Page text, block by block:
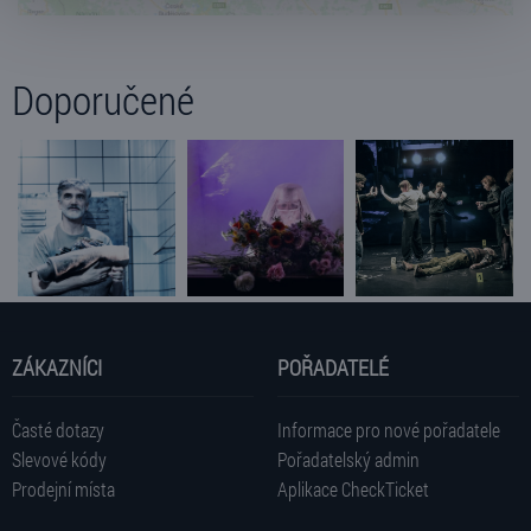
Doporučené
ZÁKAZNÍCI
Časté dotazy
Slevové kódy
Prodejní místa
POŘADATELÉ
Informace pro nové pořadatele
Pořadatelský admin
Aplikace CheckTicket